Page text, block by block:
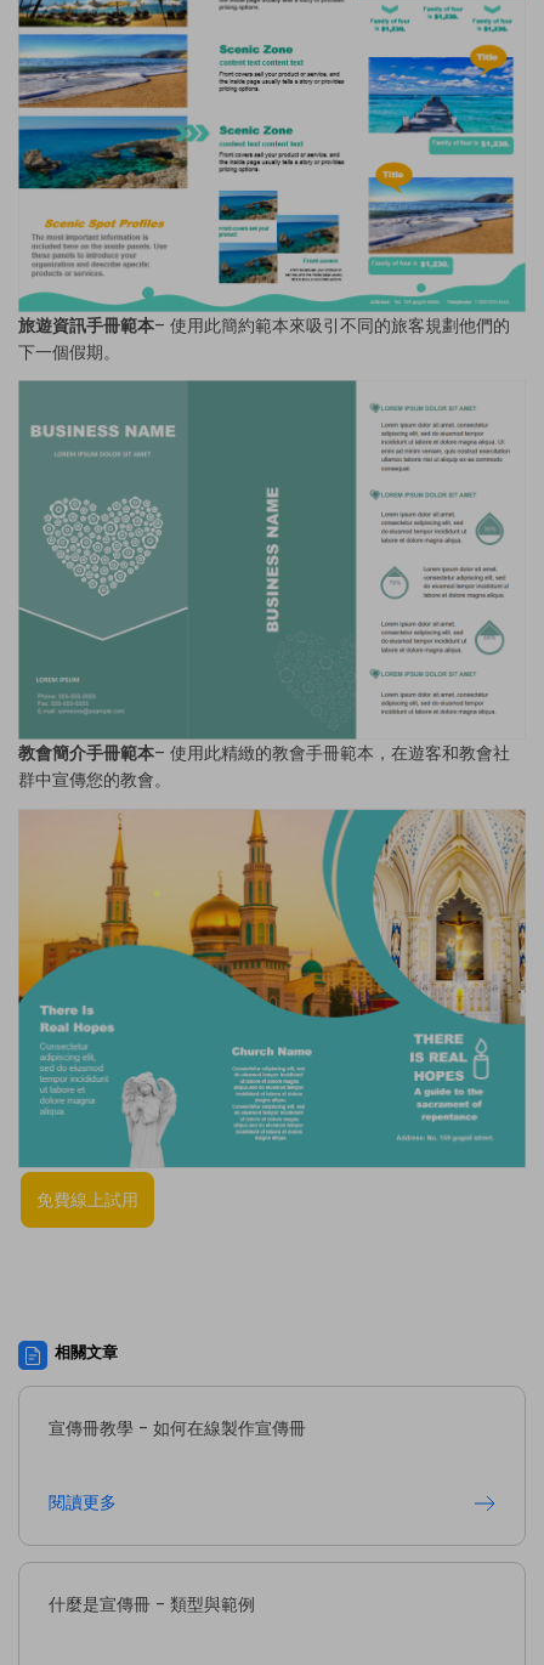
旅遊資訊手冊範本– 使用此簡約範本來吸引不同的旅客規劃他們的
下一個假期。
教會簡介手冊範本– 使用此精緻的教會手冊範本，在遊客和教會社
群中宣傳您的教會。
免費線上試用
相關文章
宣傳冊教學 - 如何在線製作宣傳冊
閱讀更多
什麼是宣傳冊 - 類型與範例